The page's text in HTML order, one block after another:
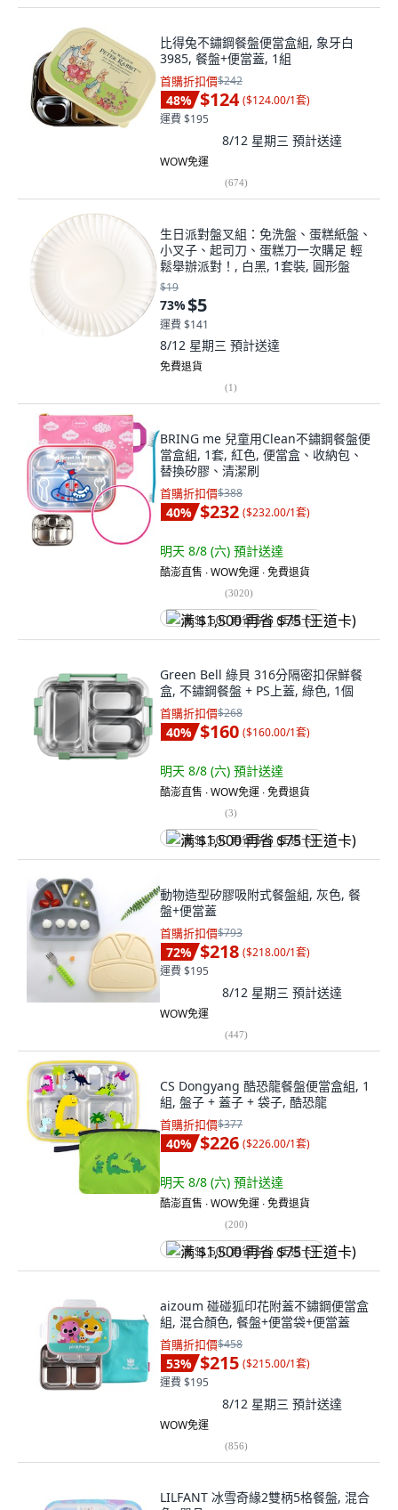
比得兔不鏽鋼餐盤便當盒組, 象牙白
3985, 餐盤+便當蓋, 1組
首購折扣價$242
48% $124 ($124.00/1套)
運費 $195
8/12 星期三 預計送達
WOW免運
(674)
生日派對盤叉組：免洗盤、蛋糕紙盤、
小叉子、起司刀、蛋糕刀一次購足 輕
鬆舉辦派對！, 白黑, 1套裝, 圓形盤
$19
73%$5
運費 $141
8/12 星期三 預計送達
免費退貨
(1)
BRING me 兒童用Clean不鏽鋼餐盤便
當盒組, 1套, 紅色, 便當盒、收納包、
替換矽膠、清潔刷
首購折扣價$388
40% $232 ($232.00/1套)
明天 8/8 (六) 預計送達
酷澎直售 ∙ WOW免運 ∙ 免費退貨
(3020)
满 $1,500 再省 $75 (王道卡)
Green Bell 綠貝 316分隔密扣保鮮餐
盒, 不鏽鋼餐盤 + PS上蓋, 綠色, 1個
首購折扣價$268
40% $160 ($160.00/1套)
明天 8/8 (六) 預計送達
酷澎直售 ∙ WOW免運 ∙ 免費退貨
(3)
满 $1,500 再省 $75 (王道卡)
動物造型矽膠吸附式餐盤組, 灰色, 餐
盤+便當蓋
首購折扣價$793
72% $218 ($218.00/1套)
運費 $195
8/12 星期三 預計送達
WOW免運
(447)
CS Dongyang 酷恐龍餐盤便當盒組, 1
組, 盤子 + 蓋子 + 袋子, 酷恐龍
首購折扣價$377
40% $226 ($226.00/1套)
明天 8/8 (六) 預計送達
酷澎直售 ∙ WOW免運 ∙ 免費退貨
(200)
满 $1,500 再省 $75 (王道卡)
aizoum 碰碰狐印花附蓋不鏽鋼便當盒
組, 混合顏色, 餐盤+便當袋+便當蓋
首購折扣價$458
53% $215 ($215.00/1套)
運費 $195
8/12 星期三 預計送達
WOW免運
(856)
LILFANT 冰雪奇緣2雙柄5格餐盤, 混合